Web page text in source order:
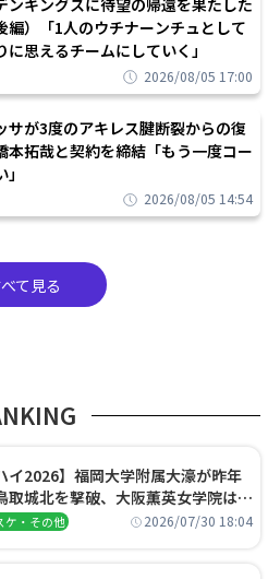
ンキングスに待望の帰還を果たした
編）「1人のウチナーンチュとして
に思えるチームにしていく」
2026/08/05 17:00
サが3度のアキレス腱断裂からの復
本拓哉と契約を締結「もう一度コー
2026/08/05 14:54
て見る
イ2026】福岡大学附属大濠が昨年
取城北を撃破、大阪薫英女学院は岐
、大会3日目試合結果
ケ・その他 2026/07/30 18:04